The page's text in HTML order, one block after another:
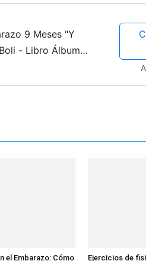
9 Meses "Y
- Libro Álbum
el Embarazo: Cómo
Ejercicios de